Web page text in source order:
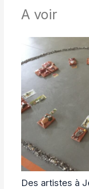
A voir
Des artistes à